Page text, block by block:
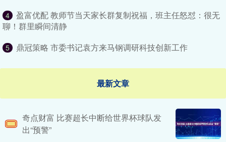
4
盈富优配 教师节当天家长群复制祝福，班主任怒怼：很无
聊！群里瞬间清静
5 鼎冠策略 市委书记袁方来马钢调研科技创新工作
最新文章
奇点财富 比赛超长中断给世界杯球队发
出“预警”